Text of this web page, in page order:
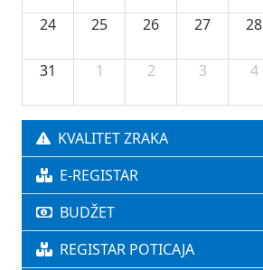
24 25 26 27 28
31 1 2 3 4
KVALITET ZRAKA
E-REGISTAR
BUDŽET
REGISTAR POTICAJA